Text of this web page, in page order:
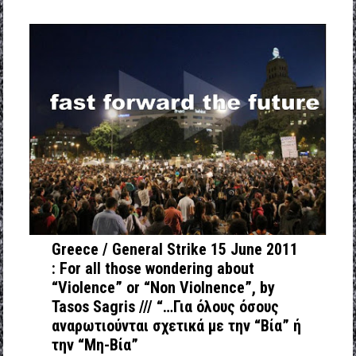
Greece / General Strike 15 June 2011
: For all those wondering about
“Violence” or “Non Violnence”, by
Tasos Sagris /// “…Για όλους όσους
αναρωτιούνται σχετικά με την “Βία” ή
την “Μη-Βία”